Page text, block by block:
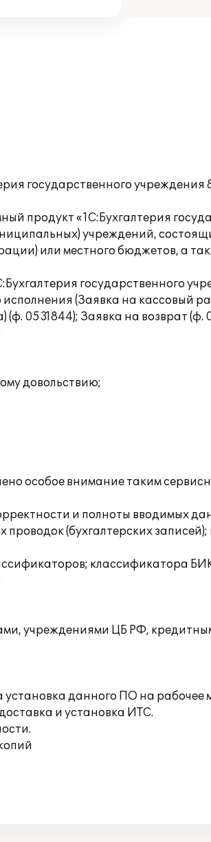
государственного
«1С:Бухгалтерия
учреждений,
или местного бюджетов, а
государственного
(Заявка на кассовый
0531844); Заявка на возврат (ф.
довольствию;
особое внимание таким
и полноты вводимых
(бухгалтерских
классификатора
учреждениями ЦБ РФ,
данного ПО на рабочее
и установка ИТС.